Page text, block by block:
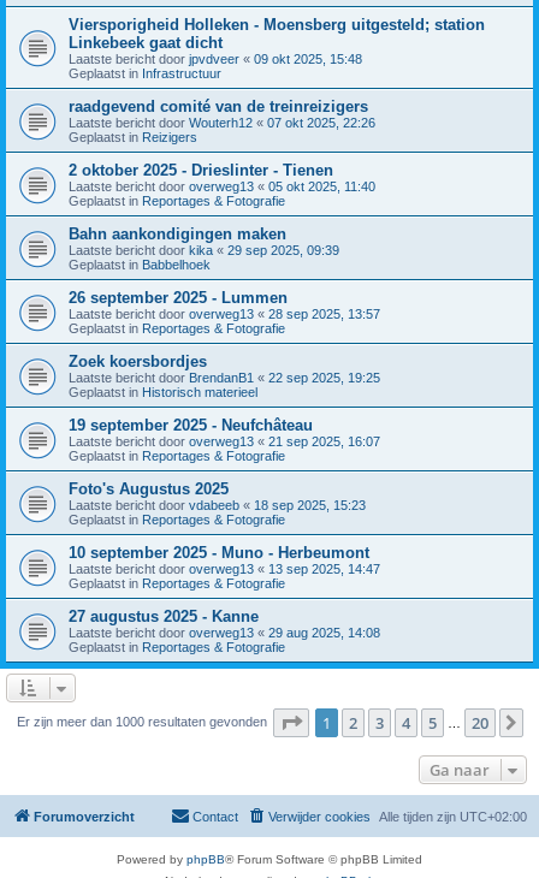
Viersporigheid Holleken - Moensberg uitgesteld; station
Linkebeek gaat dicht
Laatste bericht door jpvdveer « 09 okt 2025, 15:48
Geplaatst in Infrastructuur
raadgevend comité van de treinreizigers
Laatste bericht door Wouterh12 « 07 okt 2025, 22:26
Geplaatst in Reizigers
2 oktober 2025 - Drieslinter - Tienen
Laatste bericht door overweg13 « 05 okt 2025, 11:40
Geplaatst in Reportages & Fotografie
Bahn aankondigingen maken
Laatste bericht door kika « 29 sep 2025, 09:39
Geplaatst in Babbelhoek
26 september 2025 - Lummen
Laatste bericht door overweg13 « 28 sep 2025, 13:57
Geplaatst in Reportages & Fotografie
Zoek koersbordjes
Laatste bericht door BrendanB1 « 22 sep 2025, 19:25
Geplaatst in Historisch materieel
19 september 2025 - Neufchâteau
Laatste bericht door overweg13 « 21 sep 2025, 16:07
Geplaatst in Reportages & Fotografie
Foto's Augustus 2025
Laatste bericht door vdabeeb « 18 sep 2025, 15:23
Geplaatst in Reportages & Fotografie
10 september 2025 - Muno - Herbeumont
Laatste bericht door overweg13 « 13 sep 2025, 14:47
Geplaatst in Reportages & Fotografie
27 augustus 2025 - Kanne
Laatste bericht door overweg13 « 29 aug 2025, 14:08
Geplaatst in Reportages & Fotografie
Er zijn meer dan 1000 resultaten gevonden Pagina van 20
1 2 3 4 5 20
Ga naar
Forumoverzicht Alle tijden zijn UTC+02:00
Verwijder cookies
Contact
Powered by phpBB® Forum Software © phpBB Limited